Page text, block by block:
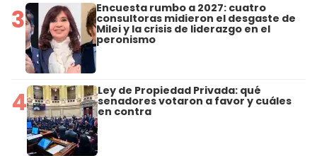
3 Encuesta rumbo a 2027: cuatro
consultoras midieron el desgaste de
Milei y la crisis de liderazgo en el
peronismo
4 Ley de Propiedad Privada: qué
senadores votaron a favor y cuáles
en contra